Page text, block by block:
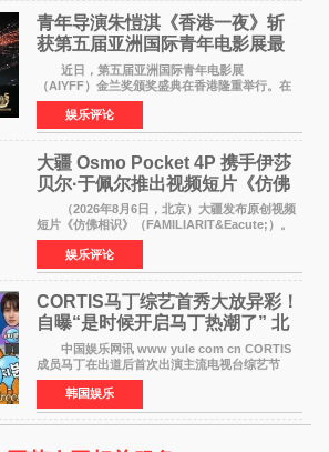
青年导演朱愷淇《香港一夜》斩
获第五届亚洲国际青年电影展最
佳剧本改编奖
近日，第五届亚洲国际青年电影展
（AIYFF）金兰奖颁奖盛典在香港隆重举行。在
这场汇聚数百位海内外电影人、文化界人士及媒
体代表的亚洲青年影视盛会上，香港本土电影
《香港一夜》（Dawn in Ho
娱乐评论
大疆 Osmo Pocket 4P 携手伊莎
贝尔·于佩尔推出视频短片《仿佛
相识》
（2026年8月6日，北京）大疆发布原创视频
短片《仿佛相识》（FAMILIARIT&Eacute;）。
视频短片由戛纳国际电影节最佳女演员伊莎贝尔·
于佩尔（Isabelle Huppert）主演，全程使用大
疆首款双主摄口
娱乐评论
CORTIS马丁综艺首秀大放异彩！
自曝“是时候开启马丁热潮了” 北
美巡演火热进行中
中国娱乐网讯 www yule com cn CORTIS
成员马丁在出道后首次出演主流电视台综艺节
目，展现了多才多艺的魅力。 马丁出演了5日
播出的MBC《Radio Star》Fashion与Passion
之间，I&lsquo;m
韩国娱乐